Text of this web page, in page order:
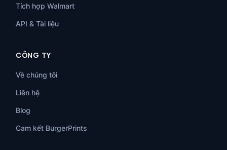
Tích hợp Walmart
API & Tài liệu
CÔNG TY
Về chúng tôi
Liên hệ
Blog
Cam kết BurgerPrints